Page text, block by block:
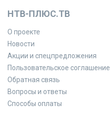
НТВ-ПЛЮС.ТВ
О проекте
Новости
Акции и спецпредложения
Пользовательское соглашение
Обратная связь
Вопросы и ответы
Способы оплаты